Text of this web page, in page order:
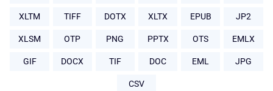
XLTM TIFF DOTX XLTX EPUB JP2
XLSM OTP PNG PPTX OTS EMLX
GIF DOCX TIF DOC EML JPG
CSV